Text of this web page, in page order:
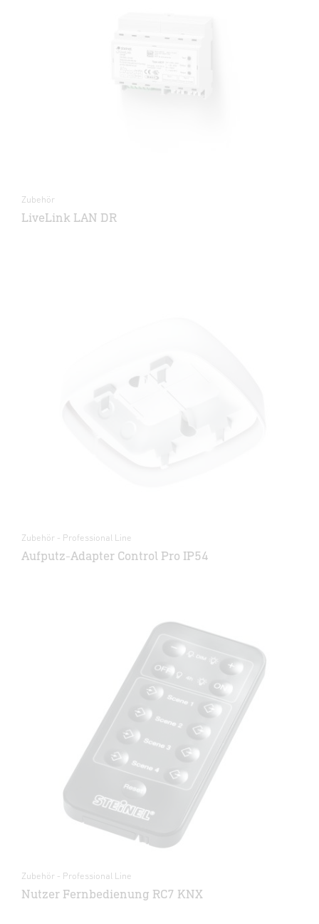
Zubehör
LiveLink LAN DR
Zubehör - Professional Line
Aufputz-Adapter Control Pro IP54
Zubehör - Professional Line
Nutzer Fernbedienung RC7 KNX